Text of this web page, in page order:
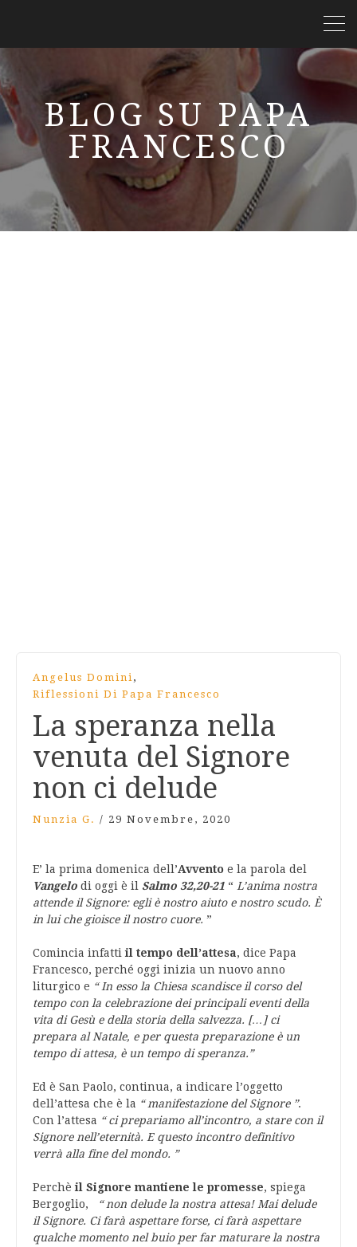
BLOG SU PAPA
FRANCESCO
Angelus Domini,
Riflessioni Di Papa Francesco
La speranza nella
venuta del Signore
non ci delude
Nunzia G. / 29 Novembre, 2020
E’ la prima domenica dell’Avvento e la parola del
Vangelo di oggi è il Salmo 32,20-21 “ L’anima nostra
attende il Signore: egli è nostro aiuto e nostro scudo. È
in lui che gioisce il nostro cuore. ”
Comincia infattiil tempo dell’attesa, dice Papa
Francesco, perché oggi inizia un nuovo anno
liturgico e “ In esso la Chiesa scandisce il corso del
tempo con la celebrazione dei principali eventi della
vita di Gesù e della storia della salvezza. […] ci
prepara al Natale, e per questa preparazione è un
tempo di attesa, è un tempo di speranza.”
Ed è San Paolo, continua, a indicare l’oggetto
dell’attesa che è la “ manifestazione del Signore ”.
Con l’attesa “ ci prepariamo all’incontro, a stare con il
Signore nell’eternità. E questo incontro definitivo
verrà alla fine del mondo. ”
Perchèil Signore mantiene le promesse, spiega
Bergoglio,
“ non delude la nostra attesa! Mai delude
il Signore. Ci farà aspettare forse, ci farà aspettare
qualche momento nel buio per far maturare la nostra